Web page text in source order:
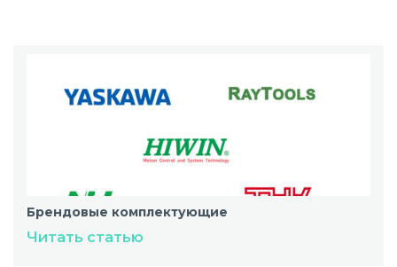
Брендовые комплектующие
Читать статью